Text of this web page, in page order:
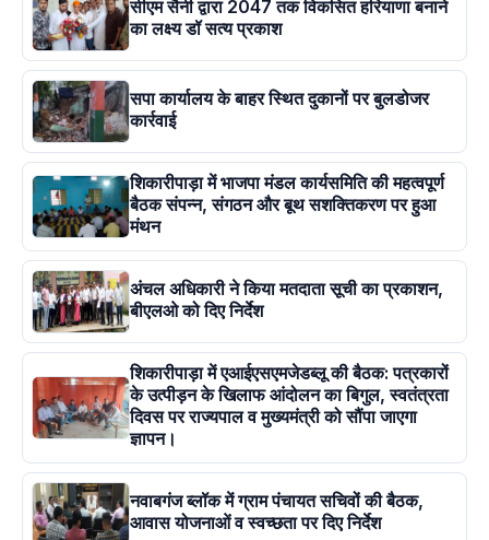
सीएम सैनी द्वारा 2047 तक विकसित हरियाणा बनाने
का लक्ष्य डॉ सत्य प्रकाश
सपा कार्यालय के बाहर स्थित दुकानों पर बुलडोजर
कार्रवाई
शिकारीपाड़ा में भाजपा मंडल कार्यसमिति की महत्वपूर्ण
बैठक संपन्न, संगठन और बूथ सशक्तिकरण पर हुआ
मंथन
अंचल अधिकारी ने किया मतदाता सूची का प्रकाशन,
बीएलओ को दिए निर्देश
शिकारीपाड़ा में एआईएसएमजेडब्लू की बैठक: पत्रकारों
के उत्पीड़न के खिलाफ आंदोलन का बिगुल, स्वतंत्रता
दिवस पर राज्यपाल व मुख्यमंत्री को सौंपा जाएगा
ज्ञापन।
नवाबगंज ब्लॉक में ग्राम पंचायत सचिवों की बैठक,
आवास योजनाओं व स्वच्छता पर दिए निर्देश